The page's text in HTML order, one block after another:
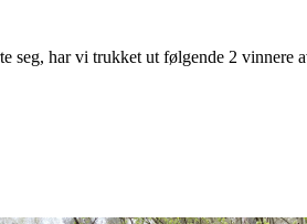
seg, har vi trukket ut følgende 2 vinnere